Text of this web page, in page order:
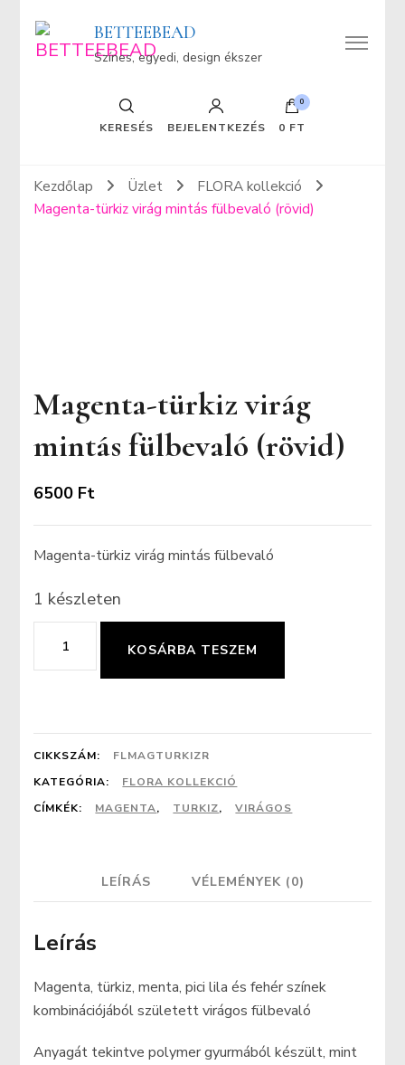
BETTEEBEAD
Színes, egyedi, design ékszer
KERESÉS BEJELENTKEZÉS
0
0 FT
Kezdőlap Üzlet
FLORA kollekció
Magenta-türkiz virág mintás fülbevaló (rövid)
Magenta-türkiz virág
mintás fülbevaló (rövid)
6500 Ft
Magenta-türkiz virág mintás fülbevaló
1 készleten
Magenta-
türkiz
fülbevaló
(rövid)
mennyiség
KOSÁRBA TESZEM
CIKKSZÁM:
FLMAGTURKIZR
KATEGÓRIA:
FLORA KOLLEKCIÓ
CÍMKÉK:
MAGENTA, TURKIZ, VIRÁGOS
LEÍRÁS VÉLEMÉNYEK (0)
Leírás
Magenta, türkiz, menta, pici lila és fehér színek
kombinációjából született virágos fülbevaló
Anyagát tekintve polymer gyurmából készült, mint